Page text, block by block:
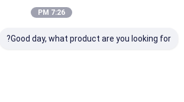
7:26 PM
Good day, what product are you looking for?